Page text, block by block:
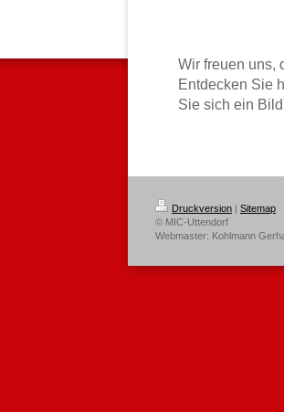
Wir freuen uns,
Entdecken Sie
Sie sich ein
Druckversion | Sitemap
© MIC-Uttendorf
Webmaster: Kohlmann